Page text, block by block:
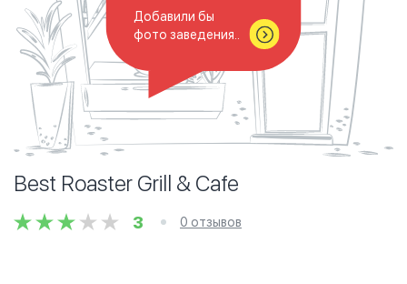
Добавили бы
фото заведения..
Best Roaster Grill & Cafe
3 0 отзывов